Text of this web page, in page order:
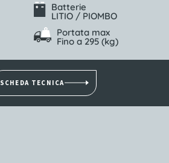
Batterie
LITIO / PIOMBO
Portata max
Fino a 295 (kg)
SCHEDA TECNICA